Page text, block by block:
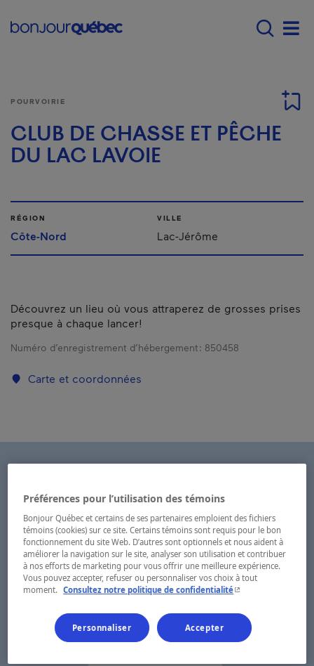
Main navigation -
POURVOIRIE
CLUB DE CHASSE ET PÊCHE
DU LAC LAVOIE
RÉGION
Côte-Nord
VILLE
Lac-Jérôme
Découvrez un lieu où vous attraperez de grosses prises
presque à chaque lancer!
Numéro d’enregistrement d’hébergement : 850458
Carte et coordonnées
Préférences pour l’utilisation des témoins
Bonjour Québec et certains de ses partenaires emploient des fichiers
témoins (cookies) sur ce site. Certains témoins sont requis pour le bon
fonctionnement du site Web. D’autres sont optionnels et nous aident à
améliorer la navigation sur le site, analyser son utilisation et contribuer
à nos efforts de marketing pour vous offrir une meilleure expérience.
Vous pouvez accepter, refuser ou personnaliser vos choix à tout
moment. Consultez notre politique de confidentialité- Cet hyperlien
Personnaliser Accepter